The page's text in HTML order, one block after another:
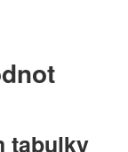
tabulky